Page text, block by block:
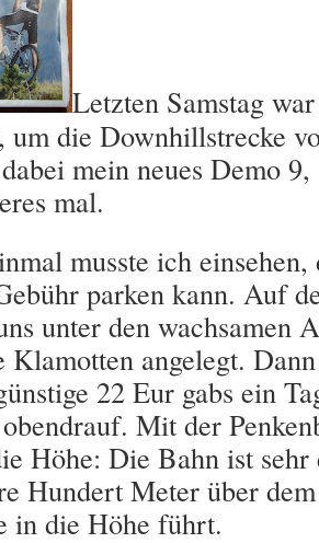
Letzten Samstag
um die Downhillstrecke
mein neues Demo
mal.
musste ich
parken kann. Auf
unter den wachsamen
Klamotten angelegt.
22 Eur gabs ein
Mit der
Höhe: Die Bahn ist
Hundert Meter über
in die Höhe führt.